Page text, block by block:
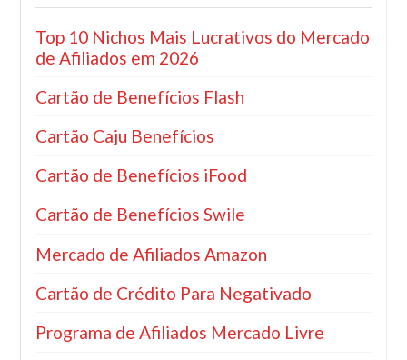
Top 10 Nichos Mais Lucrativos do Mercado
de Afiliados em 2026
Cartão de Benefícios Flash
Cartão Caju Benefícios
Cartão de Benefícios iFood
Cartão de Benefícios Swile
Mercado de Afiliados Amazon
Cartão de Crédito Para Negativado
Programa de Afiliados Mercado Livre